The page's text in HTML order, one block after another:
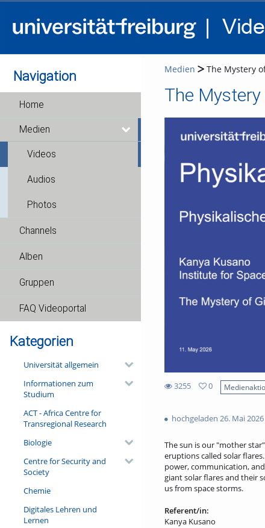
Navigation
Home
Medien
Videos
Audios
Photos
Channels
Alben
Gruppen
FAQ Videoportal
Kategorien
Universität allgemein
Informationen zum
Studium
ACT - Africa Centre for
Transregional Research
Biologie
Centre for Security and
Society
Chemie
Digitales Lehren und
Lernen
Medien The Mystery
The Mystery
3255
views
0
hochgeladen 26. Mai 2026
The sun is our "mother
eruptions called solar
power, communication,
giant solar flares and their
us from space storms.
Referent/in:
Kanya Kusano